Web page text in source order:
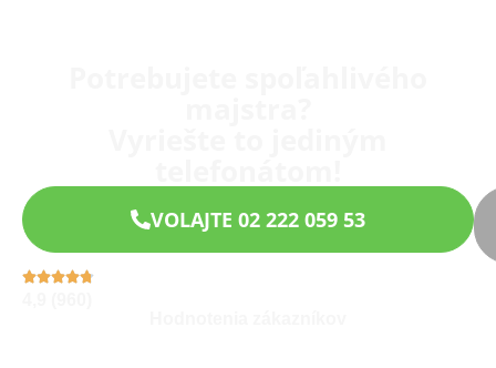
VOLAJTE 02 222 059 53